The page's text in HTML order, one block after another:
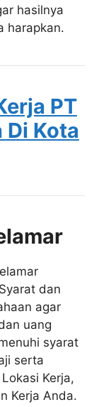
hasilnya
harapkan.
PT
Kota
dan
agar
uang
syarat
serta
Kerja,
Kerja Anda.